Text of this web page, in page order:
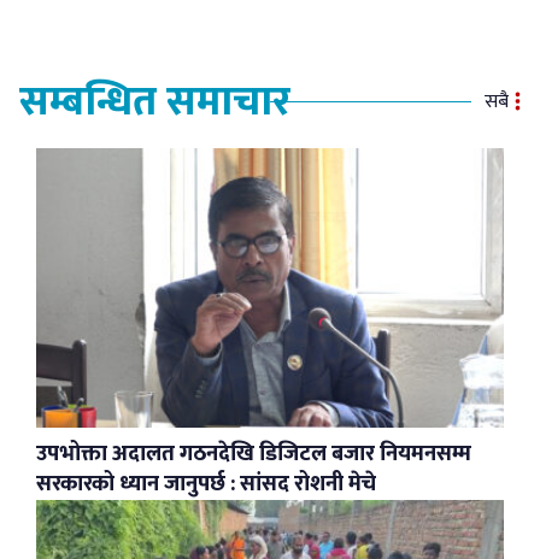
सम्बन्धित समाचार सबै
उपभोक्ता अदालत गठनदेखि डिजिटल बजार नियमनसम्म
सरकारको ध्यान जानुपर्छ : सांसद रोशनी मेचे